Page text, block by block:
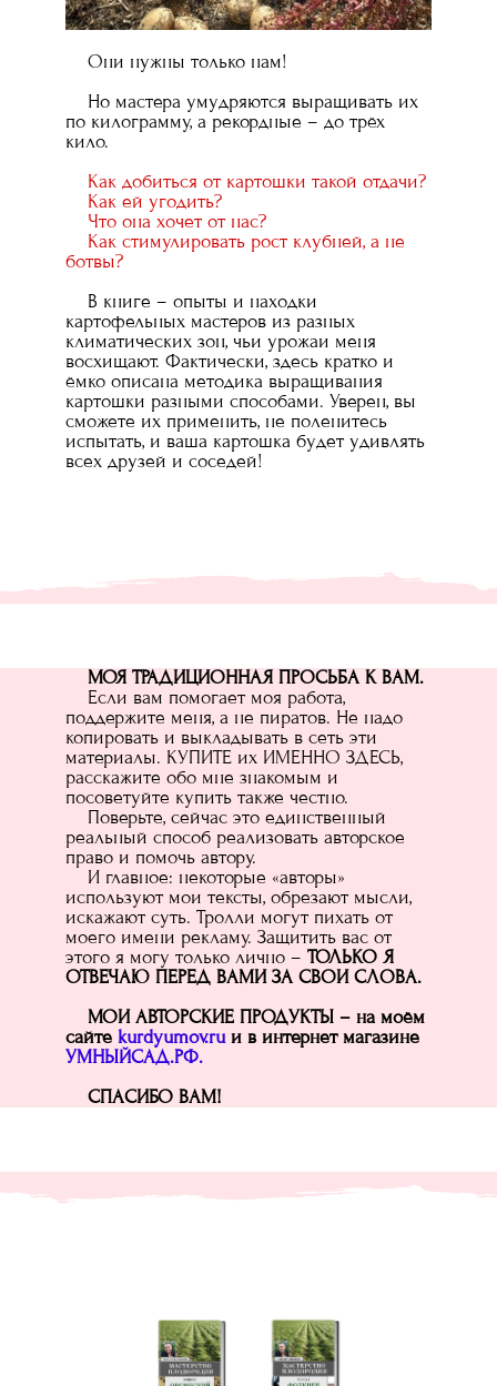
Они нужны только нам!
Но мастера умудряются выращивать их
по килограмму, а рекордные – до трёх
кило.
Как добиться от картошки такой отдачи?
Как ей угодить?
Что она хочет от нас?
Как стимулировать рост клубней, а не
ботвы?
В книге – опыты и находки
картофельных мастеров из разных
климатических зон, чьи урожаи меня
восхищают. Фактически, здесь кратко и
ёмко описана методика выращивания
картошки разными способами. Уверен, вы
сможете их применить, не поленитесь
испытать, и ваша картошка будет удивлять
всех друзей и соседей!
МОЯ ТРАДИЦИОННАЯ ПРОСЬБА К ВАМ.
Если вам помогает моя работа,
поддержите меня, а не пиратов. Не надо
копировать и выкладывать в сеть эти
материалы. КУПИТЕ их ИМЕННО ЗДЕСЬ,
расскажите обо мне знакомым и
посоветуйте купить также честно.
Поверьте, сейчас это единственный
реальный способ реализовать авторское
право и помочь автору.
И главное: некоторые «авторы»
используют мои тексты, обрезают мысли,
искажают суть. Тролли могут пихать от
моего имени рекламу. Защитить вас от
этого я могу только лично – ТОЛЬКО Я
ОТВЕЧАЮ ПЕРЕД ВАМИ ЗА СВОИ СЛОВА.
МОИ АВТОРСКИЕ ПРОДУКТЫ – на моём
сайте kurdyumov.ruи в интернет магазине
УМНЫЙСАД.РФ.
СПАСИБО ВАМ!